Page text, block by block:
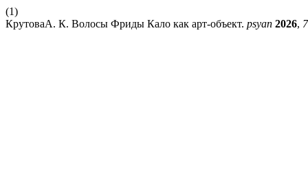
(1)
КрутоваА. К. Волосы Фриды Кало как арт-объект. psyan 2026, 7